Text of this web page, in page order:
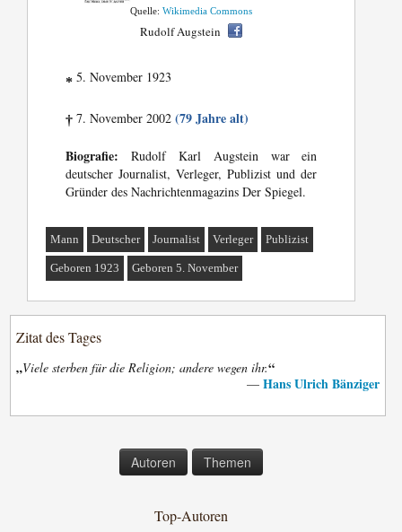
Quelle:Wikimedia Commons
Rudolf Augstein
* 5. November 1923
† 7. November 2002(79 Jahre alt)
Biografie: Rudolf Karl Augstein war ein
deutscher Journalist, Verleger, Publizist und der
Gründer des Nachrichtenmagazins Der Spiegel.
Mann Deutscher Journalist Verleger Publizist
Geboren 1923 Geboren 5. November
Zitat des Tages
„Viele sterben für die Religion; andere wegen ihr.“
— Hans Ulrich Bänziger
Autoren Themen
Top-Autoren